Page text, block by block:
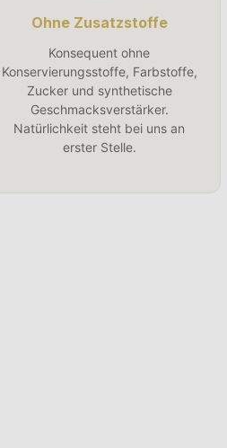
Ohne Zusatzstoffe
Konsequent ohne
Konservierungsstoffe, Farbstoffe,
Zucker und synthetische
Geschmacksverstärker.
Natürlichkeit steht bei uns an
erster Stelle.